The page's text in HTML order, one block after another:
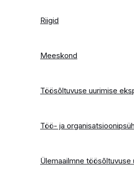
Riigid
Meeskond
Töösõltuvuse uurimise
Töö- ja
Ülemaailmne töösõltuvuse